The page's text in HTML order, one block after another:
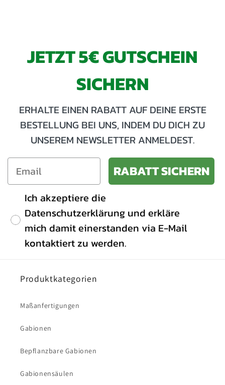
JETZT 5€ GUTSCHEIN
SICHERN
ERHALTE EINEN RABATT AUF DEINE ERSTE
BESTELLUNG BEI UNS, INDEM DU DICH ZU
UNSEREM NEWSLETTER ANMELDEST.
RABATT SICHERN
Ich akzeptiere die
Datenschutzerklärung und erkläre
mich damit einerstanden via E-Mail
kontaktiert zu werden.
Produktkategorien
Maßanfertigungen
Gabionen
Bepflanzbare Gabionen
Gabionensäulen